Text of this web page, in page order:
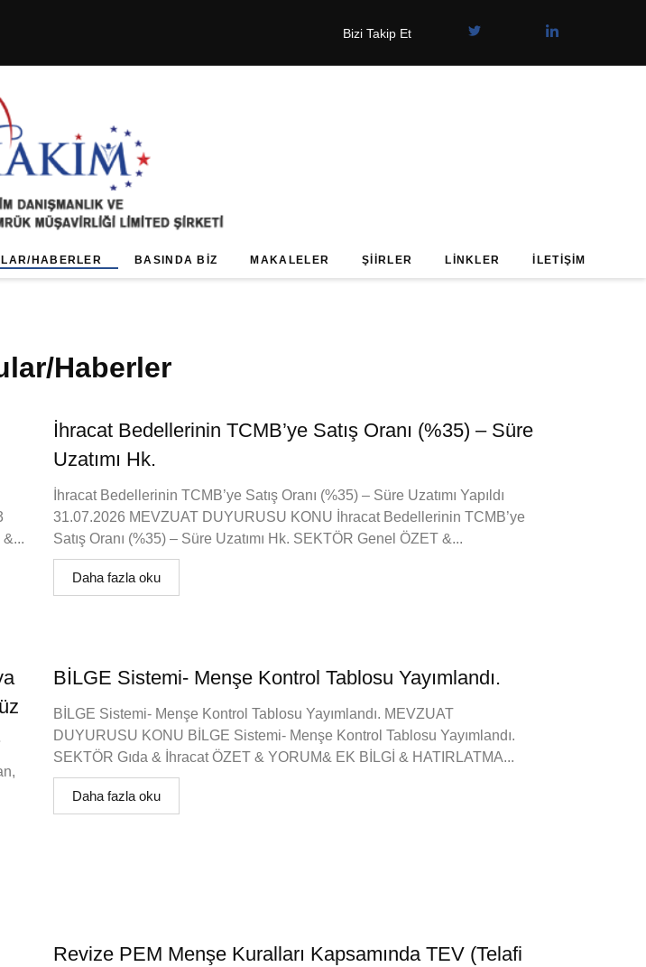
Bizi Takip Et
HABERLER BASINDA BIZ MAKALELER ŞIIRLER LINKLER İLETIŞIM
Haberler
İhracat Bedellerinin TCMB’ye Satış Oranı (%35) – Süre
Uzatımı Hk.
İhracat Bedellerinin TCMB’ye Satış Oranı (%35) – Süre Uzatımı Yapıldı
31.07.2026 MEVZUAT DUYURUSU KONU İhracat Bedellerinin TCMB’ye
Satış Oranı (%35) – Süre Uzatımı Hk. SEKTÖR Genel ÖZET &...
Daha fazla oku
BİLGE Sistemi- Menşe Kontrol Tablosu Yayımlandı.
BİLGE Sistemi- Menşe Kontrol Tablosu Yayımlandı. MEVZUAT
DUYURUSU KONU BİLGE Sistemi- Menşe Kontrol Tablosu Yayımlandı.
SEKTÖR Gıda & İhracat ÖZET & YORUM& EK BİLGİ & HATIRLATMA...
Daha fazla oku
Revize PEM Menşe Kuralları Kapsamında TEV (Telafi